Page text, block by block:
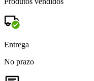
Entrega
No prazo